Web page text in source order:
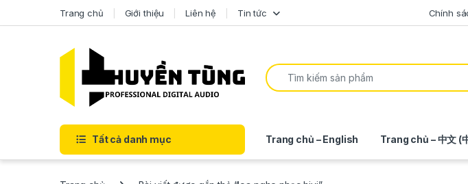
Trang chủ Giới thiệu Liên hệ Tin tức Chính
Tất cả danh mục Trang chủ – English Trang chủ – 中文 (